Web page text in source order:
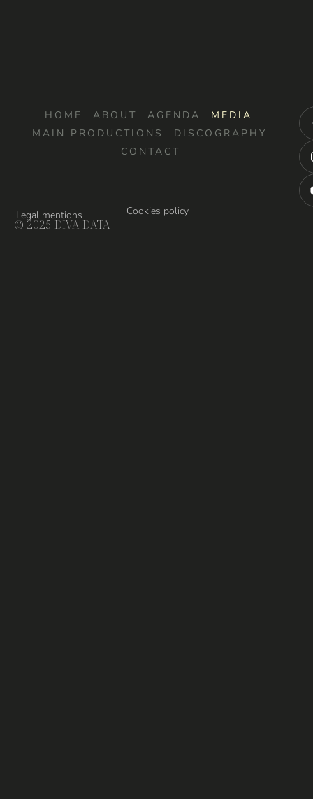
HOME ABOUT AGENDA
MEDIA
MAIN PRODUCTIONS
DISCOGRAPHY
CONTACT
Legal mentions Cookies policy
© 2025 DIVA DATA